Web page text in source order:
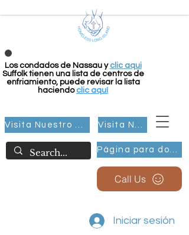
Los condados de Nassau y clic aqui
Suffolk tienen una lista de centros de
enfriamiento, puede revisar la lista
haciendo clic aquí
Página para donar
Visita Nuestro Grupo Visita Nuestro Grupo
Call Us
Iniciar sesión